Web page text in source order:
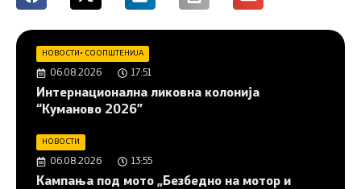
НОВОСТИ • СООПШТЕНИЈА
06.08.2026 17:51
Интернационална ликовна колонија
“Куманово 2026”
НОВОСТИ
06.08.2026 13:55
Кампања под мото „Безбедно на мотор и